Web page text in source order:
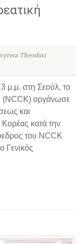
Theodoti
μ.μ. στη Σεούλ, το
(NCCK) οργάνωσε
και
κατά την
του NCCK
Γενικός